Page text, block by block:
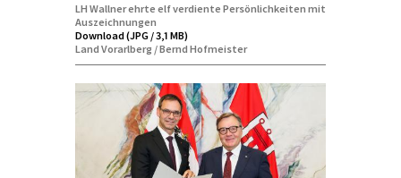
LH Wallner ehrte elf verdiente Persönlichkeiten mit
Auszeichnungen
Download (JPG / 3,1 MB)
Land Vorarlberg / Bernd Hofmeister